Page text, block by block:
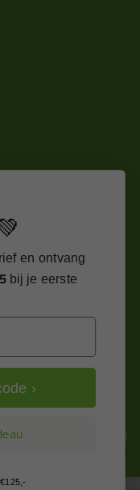
in je
in EURO en excl. 21% BTW
wijzig naar incl. BTW
en ontvang
bij je eerste
›